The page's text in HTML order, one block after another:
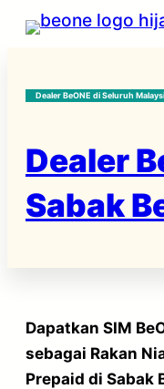
Skip
Dealer BeONE di Seluruh
Dealer
Sabak
Dapatkan SIM
sebagai Rakan
Prepaid di Sabak